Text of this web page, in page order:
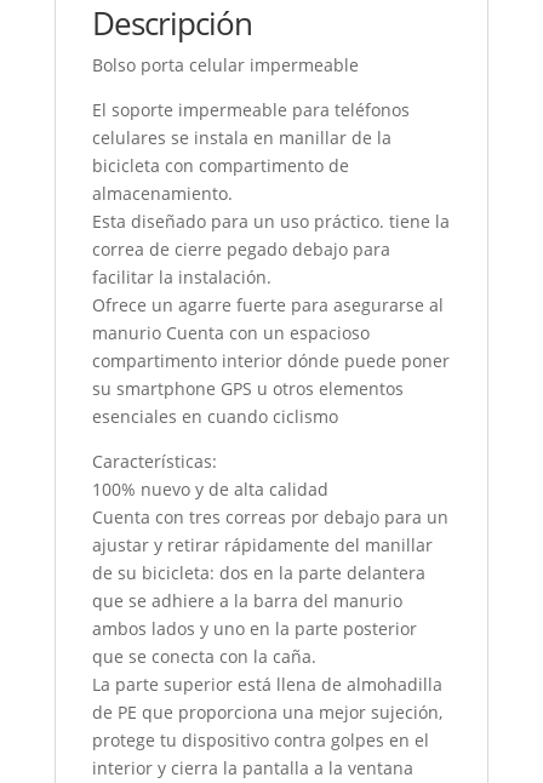
Descripción
Bolso porta celular impermeable
El soporte impermeable para teléfonos
celulares se instala en manillar de la
bicicleta con compartimento de
almacenamiento.
Esta diseñado para un uso práctico. tiene la
correa de cierre pegado debajo para
facilitar la instalación.
Ofrece un agarre fuerte para asegurarse al
manurio Cuenta con un espacioso
compartimento interior dónde puede poner
su smartphone GPS u otros elementos
esenciales en cuando ciclismo
Características:
100% nuevo y de alta calidad
Cuenta con tres correas por debajo para un
ajustar y retirar rápidamente del manillar
de su bicicleta: dos en la parte delantera
que se adhiere a la barra del manurio
ambos lados y uno en la parte posterior
que se conecta con la caña.
La parte superior está llena de almohadilla
de PE que proporciona una mejor sujeción,
protege tu dispositivo contra golpes en el
interior y cierra la pantalla a la ventana